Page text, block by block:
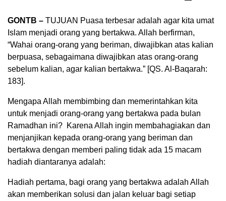
GONTB – TUJUAN Puasa terbesar adalah agar kita umat
Islam menjadi orang yang bertakwa. Allah berfirman,
“Wahai orang-orang yang beriman, diwajibkan atas kalian
berpuasa, sebagaimana diwajibkan atas orang-orang
sebelum kalian, agar kalian bertakwa.” [QS. Al-Baqarah:
183].
Mengapa Allah membimbing dan memerintahkan kita
untuk menjadi orang-orang yang bertakwa pada bulan
Ramadhan ini? Karena Allah ingin membahagiakan dan
menjanjikan kepada orang-orang yang beriman dan
bertakwa dengan memberi paling tidak ada 15 macam
hadiah diantaranya adalah:
Hadiah pertama, bagi orang yang bertakwa adalah Allah
akan memberikan solusi dan jalan keluar bagi setiap